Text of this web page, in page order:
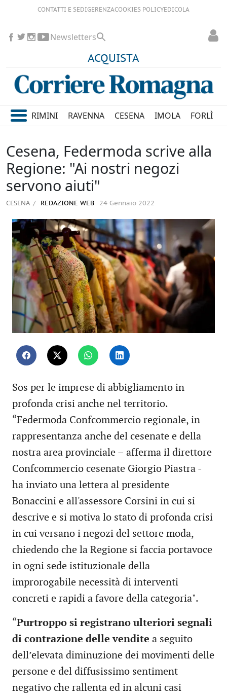
CONTATTI E SEDIGERENZACOOKIES POLICYEDICOLA
ACQUISTA
Newsletters
RIMINI RAVENNA CESENA IMOLA FORLÌ
Cesena, Federmoda scrive alla
Regione: "Ai nostri negozi
servono aiuti"
CESENA REDAZIONE WEB 24 Gennaio 2022
Sos per le imprese di abbigliamento in
profonda crisi anche nel territorio.
“Federmoda Confcommercio regionale, in
rappresentanza anche del cesenate e della
nostra area provinciale – afferma il direttore
Confcommercio cesenate Giorgio Piastra -
ha inviato una lettera al presidente
Bonaccini e all'assessore Corsini in cui si
descrive e si motiva lo stato di profonda crisi
in cui versano i negozi del settore moda,
chiedendo che la Regione si faccia portavoce
in ogni sede istituzionale della
improrogabile necessità di interventi
concreti e rapidi a favore della categoria".
“Purtroppo si registrano ulteriori segnali
di contrazione delle vendite a seguito
dell’elevata diminuzione dei movimenti delle
persone e del diffusissimo sentiment
negativo che rallenta ed in alcuni casi